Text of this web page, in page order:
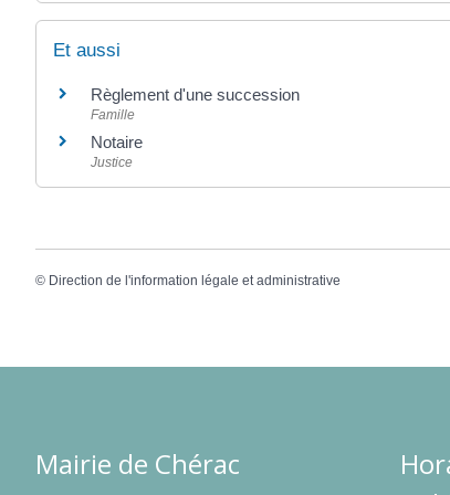
Et aussi
Règlement d'une succession
Famille
Notaire
Justice
© Direction de l'information légale et administrative
Mairie de Chérac